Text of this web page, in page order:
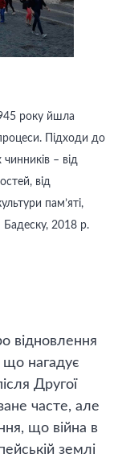
року йшла
Підходи до
– від
від
пам’яті,
Бадеску, 2018 р.
відновлення
нагадує
Другої
часте, але
що війна в
землі